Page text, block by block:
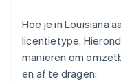
Hoe je in Louisiana
licentietype.
manieren om
en af te dragen: